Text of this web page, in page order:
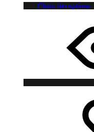
Choix des options